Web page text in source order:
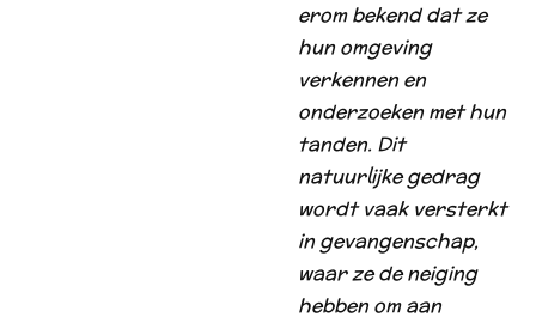
erom bekend dat ze
hun omgeving
verkennen en
onderzoeken met hun
tanden. Dit
natuurlijke gedrag
wordt vaak versterkt
in gevangenschap,
waar ze de neiging
hebben om aan